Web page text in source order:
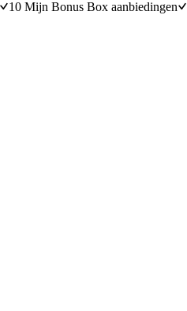
10 Mijn Bonus Box aanbiedingen